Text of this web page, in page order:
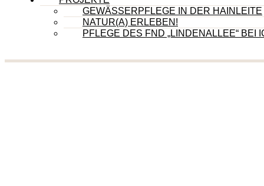
GEWÄSSERPFLEGE IN DER HAINLEITE
NATUR(A) ERLEBEN!
PFLEGE DES FND „LINDENALLEE“ BEI